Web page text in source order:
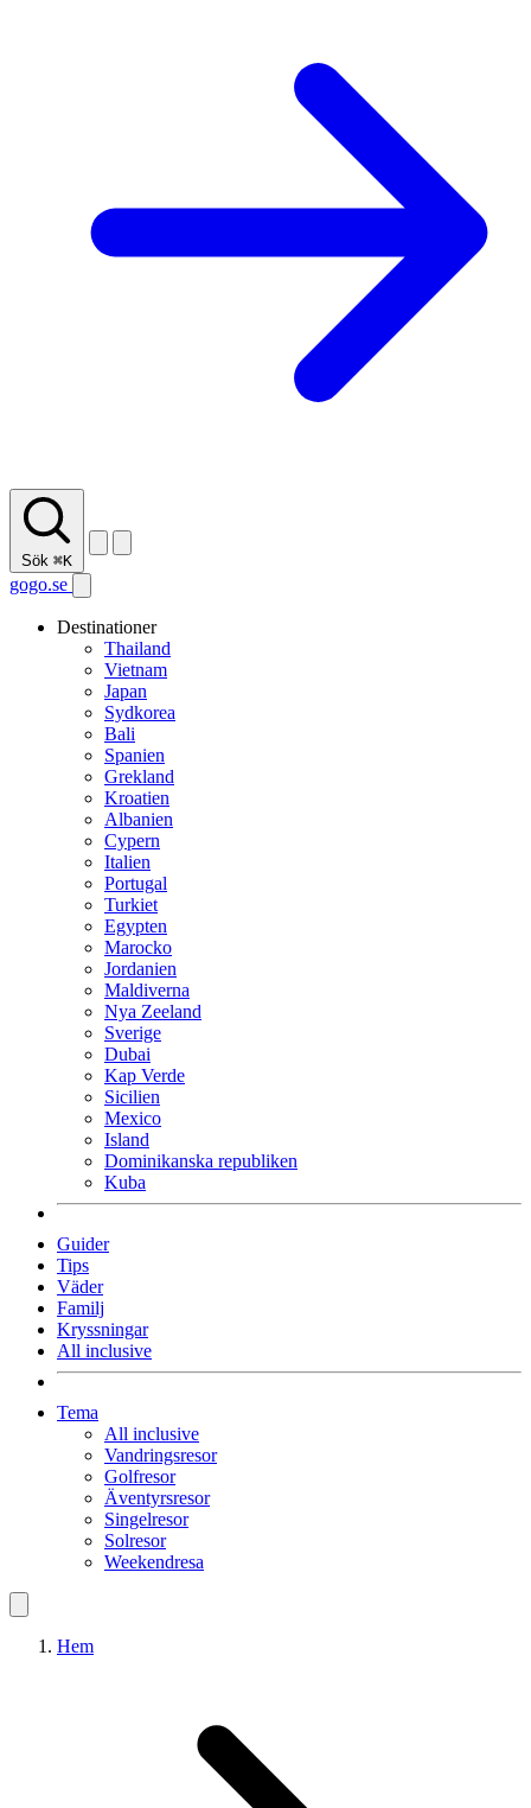
Sök ⌘K
gogo.se
Destinationer
Thailand
Vietnam
Japan
Sydkorea
Bali
Spanien
Grekland
Kroatien
Albanien
Cypern
Italien
Portugal
Turkiet
Egypten
Marocko
Jordanien
Maldiverna
Nya Zeeland
Sverige
Dubai
Kap Verde
Sicilien
Mexico
Island
Dominikanska republiken
Kuba
Guider
Tips
Väder
Familj
Kryssningar
All inclusive
Tema
All inclusive
Vandringsresor
Golfresor
Äventyrsresor
Singelresor
Solresor
Weekendresa
Hem